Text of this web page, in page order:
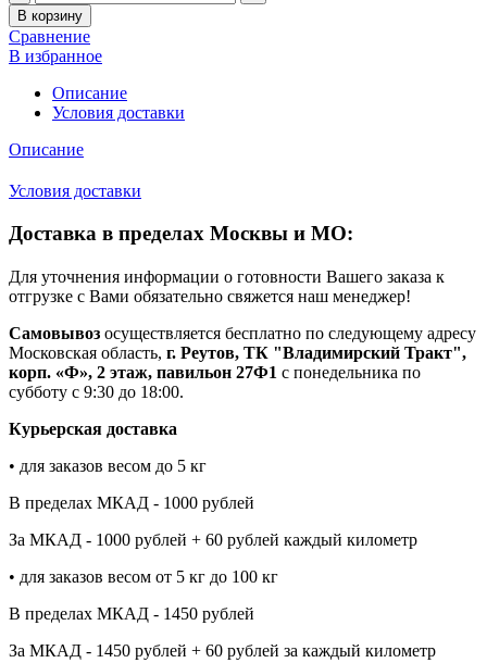
В корзину
Сравнение
В избранное
Описание
Условия доставки
Описание
Условия доставки
Доставка в пределах Москвы и МО:
Для уточнения информации о готовности Вашего заказа к
отгрузке с Вами обязательно свяжется наш менеджер!
Самовывоз осуществляется бесплатно по следующему адресу
Московская область, г. Реутов, ТК "Владимирский Тракт",
корп. «Ф», 2 этаж, павильон 27Ф1 с понедельника по
субботу с 9:30 до 18:00.
Курьерская доставка
• для заказов весом до 5 кг
В пределах МКАД - 1000 рублей
За МКАД - 1000 рублей + 60 рублей каждый километр
• для заказов весом от 5 кг до 100 кг
В пределах МКАД - 1450 рублей
За МКАД - 1450 рублей + 60 рублей за каждый километр